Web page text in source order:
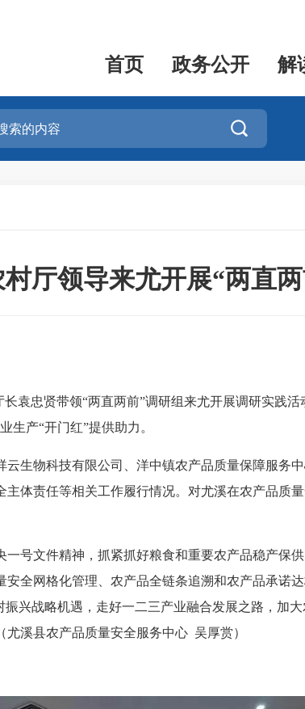
首页 政务公开 解

厅领导来尤开展“两直
忠贤带领“两直两前”调研组来尤开展调研实践活
生产“开门红”提供助力。
物科技有限公司、洋中镇农产品质量保障服务
体责任等相关工作履行情况。对尤溪在农产品质
文件精神，抓紧抓好粮食和重要农产品稳产保
全网格化管理、农产品全链条追溯和农产品承诺
兴战略机遇，走好一二三产业融合发展之路，加
溪县农产品质量安全服务中心 吴厚赏）